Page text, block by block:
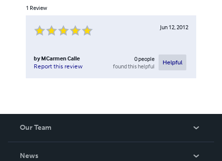
1 Review
Jun 12, 2012
by MCarmen Calle
Report this review
0people
found this helpful
Helpful
Our Team
News